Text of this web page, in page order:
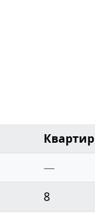
Квартир
—
8